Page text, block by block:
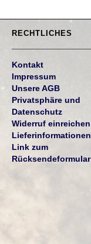
RECHTLICHES
Kontakt
Impressum
Unsere AGB
Privatsphäre und
Datenschutz
Widerruf einreichen
Lieferinformationen
Link zum
Rücksendeformular